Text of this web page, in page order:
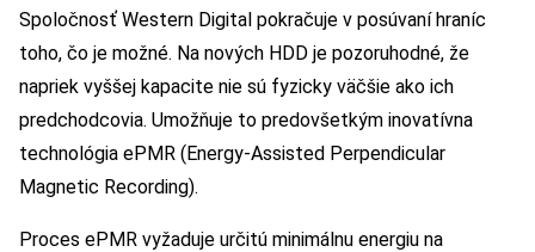
Spoločnosť Western Digital pokračuje v posúvaní hraníc
toho, čo je možné. Na nových HDD je pozoruhodné, že
napriek vyššej kapacite nie sú fyzicky väčšie ako ich
predchodcovia. Umožňuje to predovšetkým inovatívna
technológia ePMR (Energy-Assisted Perpendicular
Magnetic Recording).
Proces ePMR vyžaduje určitú minimálnu energiu na